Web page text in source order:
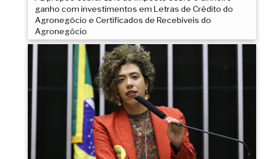
ganho com investimentos em Letras de Crédito do
Agronegócio e Certificados de Recebíveis do
Agronegócio